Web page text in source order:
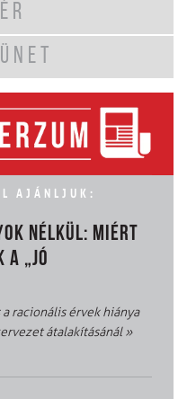
AJÁNLJUK:
NÉLKÜL: MIÉRT
A „JÓ
racionális érvek hiánya
átalakításánál»